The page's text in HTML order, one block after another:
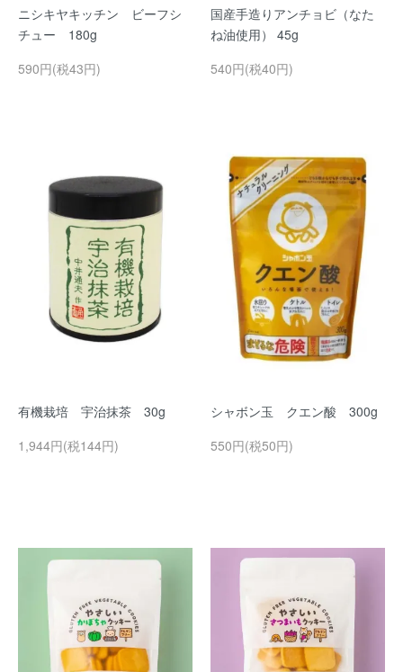
ニシキヤキッチン ビーフシ
チュー 180g
590円(税43円)
国産手造りアンチョビ（なた
ね油使用） 45g
540円(税40円)
有機栽培 宇治抹茶 30g
1,944円(税144円)
シャボン玉 クエン酸 300g
550円(税50円)